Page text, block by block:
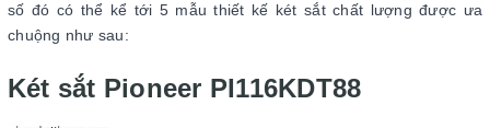
số đó có thể kể tới 5 mẫu thiết kế két sắt chất lượng được ưa
chuộng như sau:
Két sắt Pioneer PI116KDT88